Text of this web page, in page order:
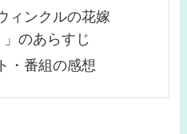
ィンクルの花嫁
」のあらすじ
・番組の感想